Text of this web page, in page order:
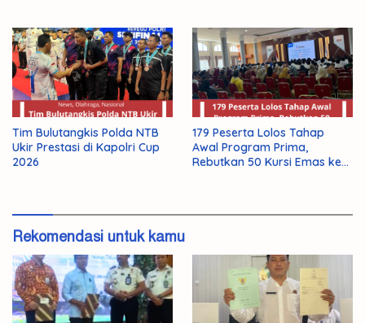
Tim Bulutangkis Polda NTB
Ukir Prestasi di Kapolri Cup
2026
179 Peserta Lolos Tahap
Awal Program Prima,
Rebutkan 50 Kursi Emas ke
Rekomendasi untuk kamu